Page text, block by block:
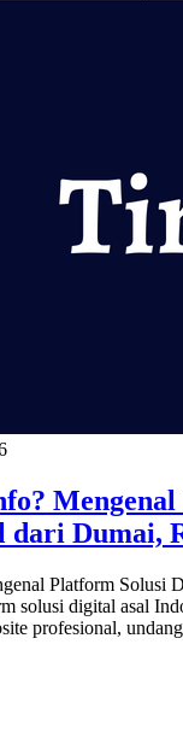
dari Dumai,
Platform Solusi
solusi digital asal
profesional,